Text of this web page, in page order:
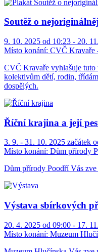
Soutěž o
9. 10. 2025 od 10:23 - 20.
Místo konání: CVČ Kravaře
CVČ Kravaře vyhlašuje tuto
kolektivům dětí, rodin,
dospělých.
Říční krajina a její
3. 9. - 31. 10. 2025 začátek
Místo konání: Dům přírody
Dům přírody Poodří Vás
Výstava sbírkových
20. 4. 2025 od 09:00 - 17.
Místo konání: Muzeum